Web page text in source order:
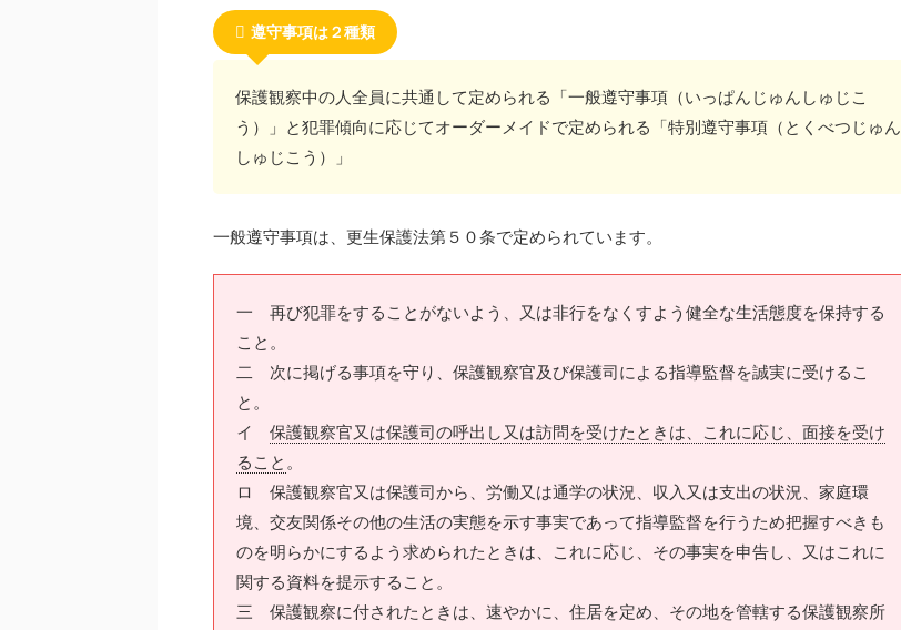
遵守事項は２種類
保護観察中の人全員に共通して定められる「一般遵守事項（いっぱんじゅんしゅじこ
う）」と犯罪傾向に応じてオーダーメイドで定められる「特別遵守事項（とくべつじゅん
しゅじこう）」
一般遵守事項は、更生保護法第５０条で定められています。
一 再び犯罪をすることがないよう、又は非行をなくすよう健全な生活態度を保持する
こと。
二 次に掲げる事項を守り、保護観察官及び保護司による指導監督を誠実に受けるこ
と。
イ 保護観察官又は保護司の呼出し又は訪問を受けたときは、これに応じ、面接を受け
ること 。
ロ 保護観察官又は保護司から、労働又は通学の状況、収入又は支出の状況、家庭環
境、交友関係その他の生活の実態を示す事実であって指導監督を行うため把握すべきも
のを明らかにするよう求められたときは、これに応じ、その事実を申告し、又はこれに
関する資料を提示すること。
三 保護観察に付されたときは、速やかに、住居を定め、その地を管轄する保護観察所